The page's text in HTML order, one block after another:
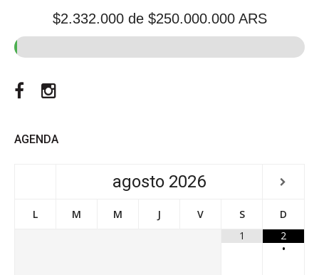
$2.332.000de $250.000.000 ARS
Facebook
AGENDA
agosto 2026
L M M J V S
D
1
2
•